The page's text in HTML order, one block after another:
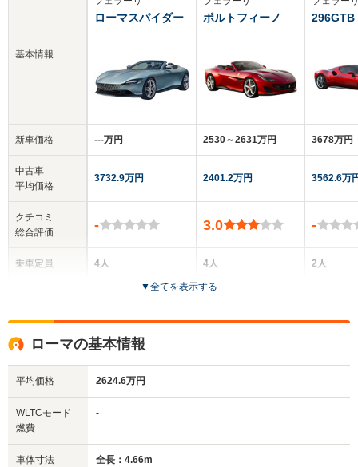
基本情報
新車価格
中古車
平均価格
クチコミ
総合評価
乗車定員
サイズ
(全長x全幅x全高)
ローマスパイダー
‐‐‐万円
3732.9万円
-
4人
全高
1.31m
ポルトフィーノ
2530～2631万円
2401.2万円
3.0
4人
2ドア
296GTB
3678万円
3562.6万
-
2人
▼全てを表示する
ローマの基本情報
平均価格 2624.6万円
WLTCモード
燃費
-
車体寸法
全長：4.66m